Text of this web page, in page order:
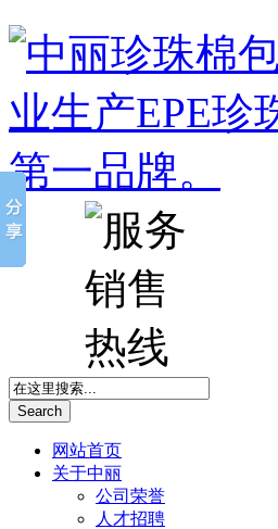
Search
网站首页
关于中丽
公司荣誉
人才招聘